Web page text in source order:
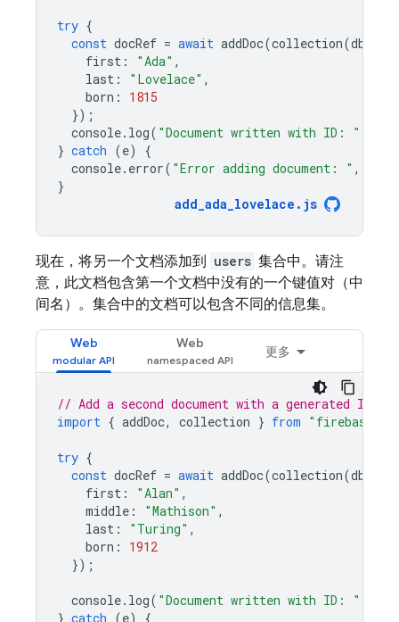
try {
const docRef = await addDoc(collection(db
first : "Ada" ,
last : "Lovelace" ,
born :
1815
});
console. log( "Document written with ID: "
} catch (e)
{
console. error( "Error adding document: " ,
}
add_ada_lovelace . js
现在，将另一个文档添加到 users 集合中。请注
意，此文档包含第一个文档中没有的一个键值对（中
间名）。集合中的文档可以包含不同的信息集。
Web Web
更多
// Add a second document with a generated ID.
import { addDoc, collection } from "firebase/
try {
const docRef = await addDoc(collection(db
first : "Alan" ,
middle : "Mathison" ,
last : "Turing" ,
born :
1912
});
console. log( "Document written with ID: "
} catch (e) {